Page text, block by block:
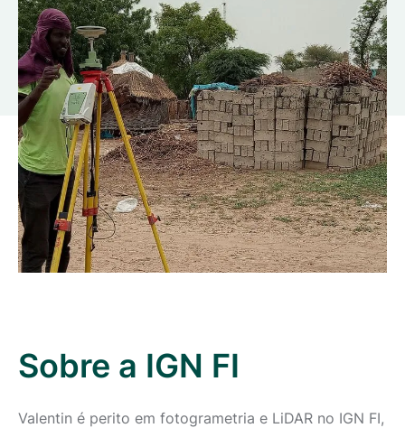
Sobre a IGN FI
Valentin é perito em fotogrametria e LiDAR no IGN FI,